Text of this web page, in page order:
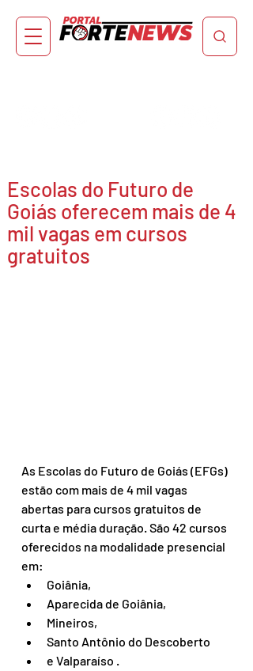
Escolas do Futuro de
Goiás oferecem mais de 4
mil vagas em cursos
gratuitos
As Escolas do Futuro de Goiás (EFGs)
estão com mais de 4 mil vagas
abertas para cursos gratuitos de
curta e média duração. São 42 cursos
oferecidos na modalidade presencial
em:
Goiânia,
Aparecida de Goiânia,
Mineiros,
Santo Antônio do Descoberto
e Valparaíso .